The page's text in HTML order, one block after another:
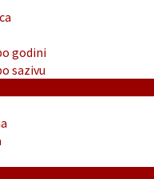
godini
sazivu